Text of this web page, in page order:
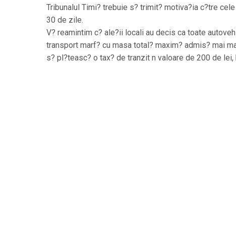
Tribunalul Timi? trebuie s? trimit? motiva?ia c?tre
30 de zile.
V? reamintim c? ale?ii locali au decis ca toate
transport marf? cu masa total? maxim? admis? mai
s? pl?teasc? o tax? de tranzit n valoare de 200 de